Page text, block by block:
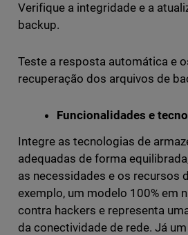
Verifique a integridade e a
backup.
Teste a resposta automática e
recuperação dos arquivos de
Funcionalidades e
Integre as tecnologias de
adequadas de forma
as necessidades e os recursos
exemplo, um modelo 100% em
contra hackers e representa
da conectividade de rede. Já